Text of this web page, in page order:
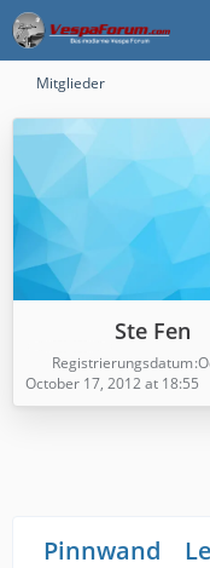
Mitglieder
Ste Fen
Registrierungsdatum
October 17, 2012 at 18:55
Pinnwand